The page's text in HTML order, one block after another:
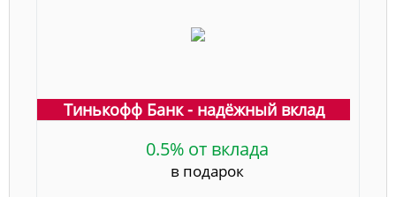
Тинькофф Банк - надёжный вклад
0.5% от вклада
в подарок